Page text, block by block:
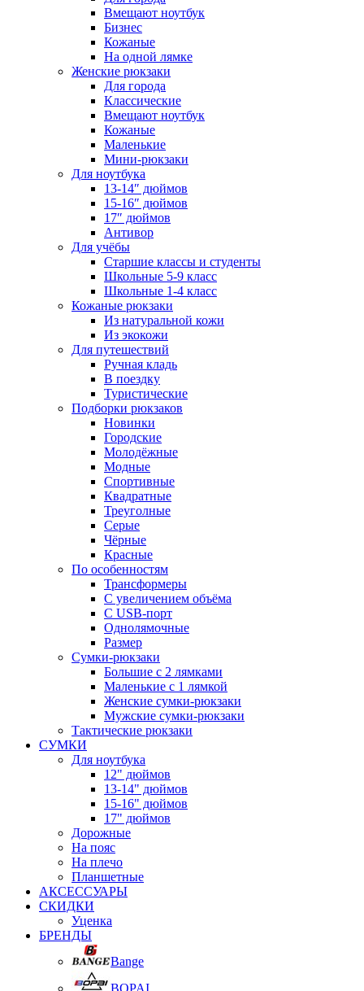
Вмещают ноутбук
Бизнес
Кожаные
На одной лямке
Женские рюкзаки
Для города
Классические
Вмещают ноутбук
Кожаные
Маленькие
Мини-рюкзаки
Для ноутбука
13-14″ дюймов
15-16″ дюймов
17″ дюймов
Антивор
Для учёбы
Старшие классы и студенты
Школьные 5-9 класс
Школьные 1-4 класс
Кожаные рюкзаки
Из натуральной кожи
Из экокожи
Для путешествий
Ручная кладь
В поездку
Туристические
Подборки рюкзаков
Новинки
Городские
Молодёжные
Модные
Спортивные
Квадратные
Треуголные
Серые
Чёрные
Красные
По особенностям
Трансформеры
С увеличением объёма
С USB-порт
Однолямочные
Размер
Сумки-рюкзаки
Большие с 2 лямками
Маленькие с 1 лямкой
Женские сумки-рюкзаки
Мужские сумки-рюкзаки
Тактические рюкзаки
СУМКИ
Для ноутбука
12" дюймов
13-14" дюймов
15-16" дюймов
17" дюймов
Дорожные
На пояс
На плечо
Планшетные
АКСЕССУАРЫ
СКИДКИ
Уценка
БРЕНДЫ
Bange
BOPAI